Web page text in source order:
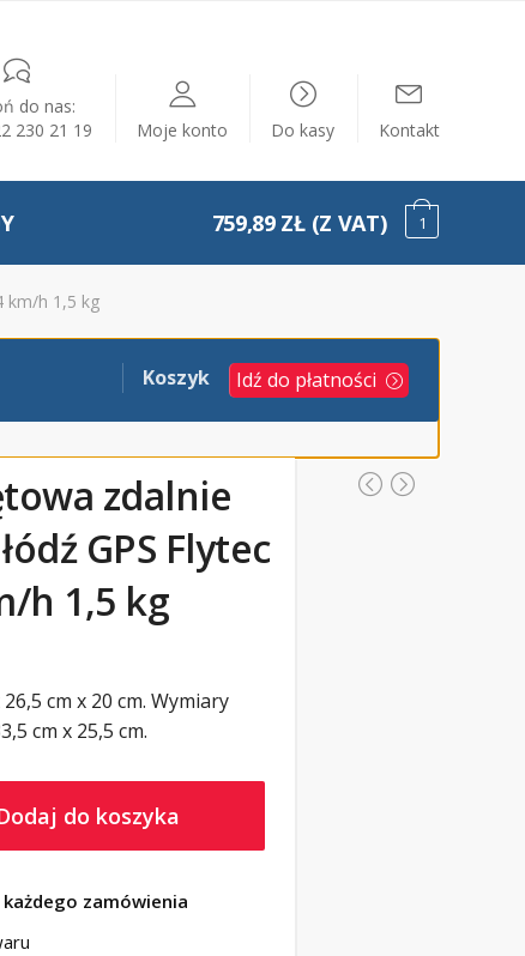
do nas:
230 21 19
Moje konto Do kasy Kontakt
759,89 ZŁ (Z VAT) 1
km/h 1,5 kg
Idź do płatności
Koszyk
zdalnie
GPS Flytec
h 1,5 kg
cm x 20 cm. Wymiary
cm x 25,5 cm.
do koszyka
zamówienia